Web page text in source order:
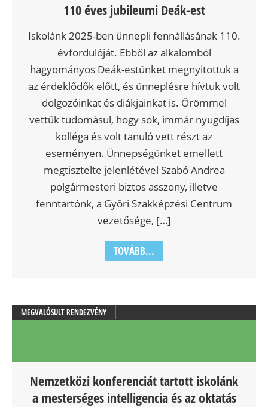
110 éves jubileumi Deák-est
Iskolánk 2025-ben ünnepli fennállásának 110.
évfordulóját. Ebből az alkalomból
hagyományos Deák-estünket megnyitottuk a
az érdeklődők előtt, és ünneplésre hívtuk volt
dolgozóinkat és diákjainkat is. Örömmel
vettük tudomásul, hogy sok, immár nyugdíjas
kolléga és volt tanuló vett részt az
eseményen. Ünnepségünket emellett
megtisztelte jelenlétével Szabó Andrea
polgármesteri biztos asszony, illetve
fenntartónk, a Győri Szakképzési Centrum
vezetősége, […]
TOVÁBB...
MEGVALÓSULT RENDEZVÉNY
Nemzetközi konferenciát tartott iskolánk
a mesterséges intelligencia és az oktatás